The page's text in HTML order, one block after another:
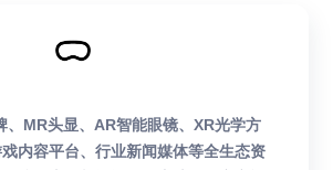
、MR头显、AR智能眼镜、XR光学方
内容平台、行业新闻媒体等全生态资